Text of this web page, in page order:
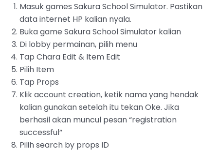
Masuk games Sakura School Simulator. Pastikan
data internet HP kalian nyala.
‌Buka game Sakura School Simulator kalian
Di lobby permainan, pilih menu
Tap Chara Edit & Item Edit
Pilih Item
Tap Props
‌Klik account creation, ketik nama yang hendak
kalian gunakan setelah itu tekan Oke. Jika
berhasil akan muncul pesan “registration
successful”
‌Pilih search by props ID